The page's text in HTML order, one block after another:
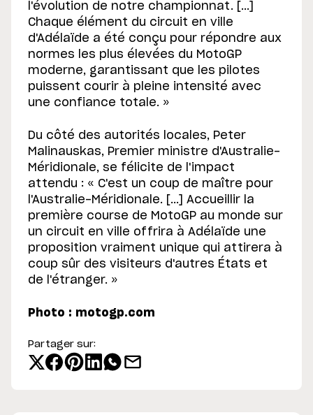
l'évolution de notre championnat. [...]
Chaque élément du circuit en ville
d'Adélaïde a été conçu pour répondre aux
normes les plus élevées du MotoGP
moderne, garantissant que les pilotes
puissent courir à pleine intensité avec
une confiance totale. »
Du côté des autorités locales, Peter
Malinauskas, Premier ministre d'Australie-
Méridionale, se félicite de l'impact
attendu : « C'est un coup de maître pour
l'Australie-Méridionale. [...] Accueillir la
première course de MotoGP au monde sur
un circuit en ville offrira à Adélaïde une
proposition vraiment unique qui attirera à
coup sûr des visiteurs d'autres États et
de l'étranger. »
Photo : motogp.com
Partager sur: